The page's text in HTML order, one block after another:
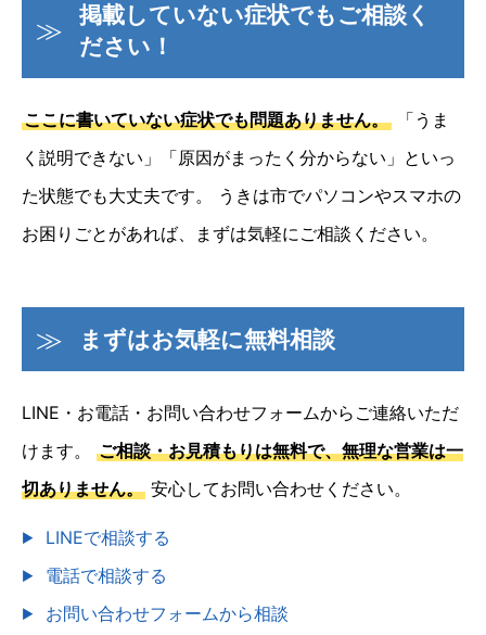
掲載していない症状でもご相談く
ださい！
ここに書いていない症状でも問題ありません。「うま
く説明できない」「原因がまったく分からない」といっ
た状態でも大丈夫です。
うきは市でパソコンやスマホの
お困りごとがあれば、まずは気軽にご相談ください。
まずはお気軽に無料相談
LINE・お電話・お問い合わせフォームからご連絡いただ
けます。
ご相談・お見積もりは無料で、無理な営業は一
切ありません。 安心してお問い合わせください。
LINEで相談する
電話で相談する
お問い合わせフォームから相談